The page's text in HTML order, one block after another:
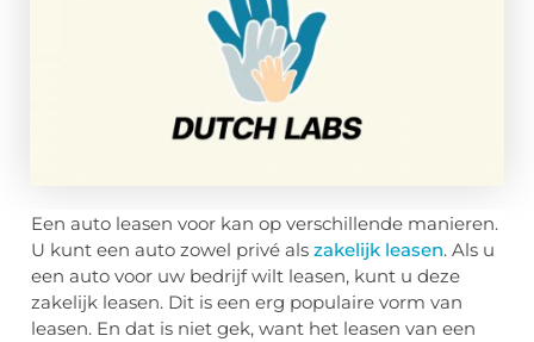
Een auto leasen voor kan op verschillende manieren.
U kunt een auto zowel privé als zakelijk leasen. Als u
een auto voor uw bedrijf wilt leasen, kunt u deze
zakelijk leasen. Dit is een erg populaire vorm van
leasen. En dat is niet gek, want het leasen van een